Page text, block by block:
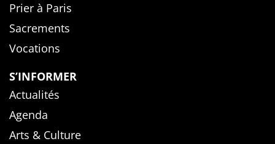
Prier à Paris
Sacrements
Vocations
S’INFORMER
Actualités
Agenda
Arts & Culture